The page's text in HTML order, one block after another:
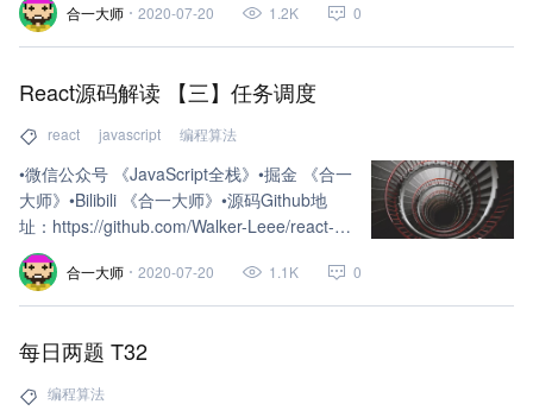
合一大师 2020-07-20 1.2K 0
React源码解读 【三】任务调度
react javascript 编程算法
•微信公众号 《JavaScript全栈》•掘金 《合一
大师》•Bilibili 《合一大师》•源码Github地
址：https://github.com/Walker-Leee/react-
learn-code-v16.12.0
合一大师 2020-07-20 1.1K 0
每日两题 T32
编程算法